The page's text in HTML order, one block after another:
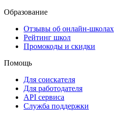
Образование
Отзывы об онлайн-школах
Рейтинг школ
Промокоды и скидки
Помощь
Для соискателя
Для работодателя
API сервиса
Служба поддержки